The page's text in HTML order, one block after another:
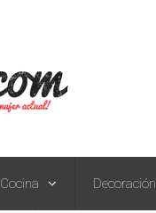
Cocina Decoración